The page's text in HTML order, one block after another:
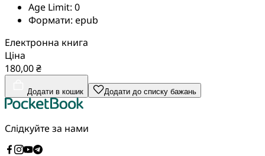
Age Limit: 0
Формати: epub
Електронна книга
Ціна
180,00 ₴
Додати в кошик Додати до списку бажань
Слідкуйте за нами